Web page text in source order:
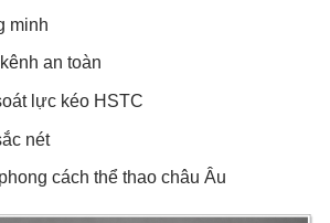
minh
an toàn
lực kéo HSTC
nét
cách thể thao châu Âu